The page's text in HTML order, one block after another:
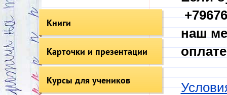
Книги
Карточки и презентации
Курсы для учеников
наш